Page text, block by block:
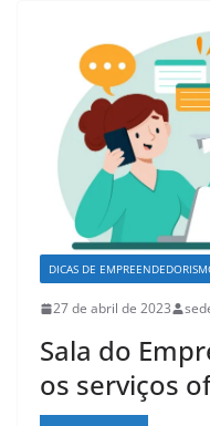
DICAS DE
27 de abril de 2023
Sala do
os serviços